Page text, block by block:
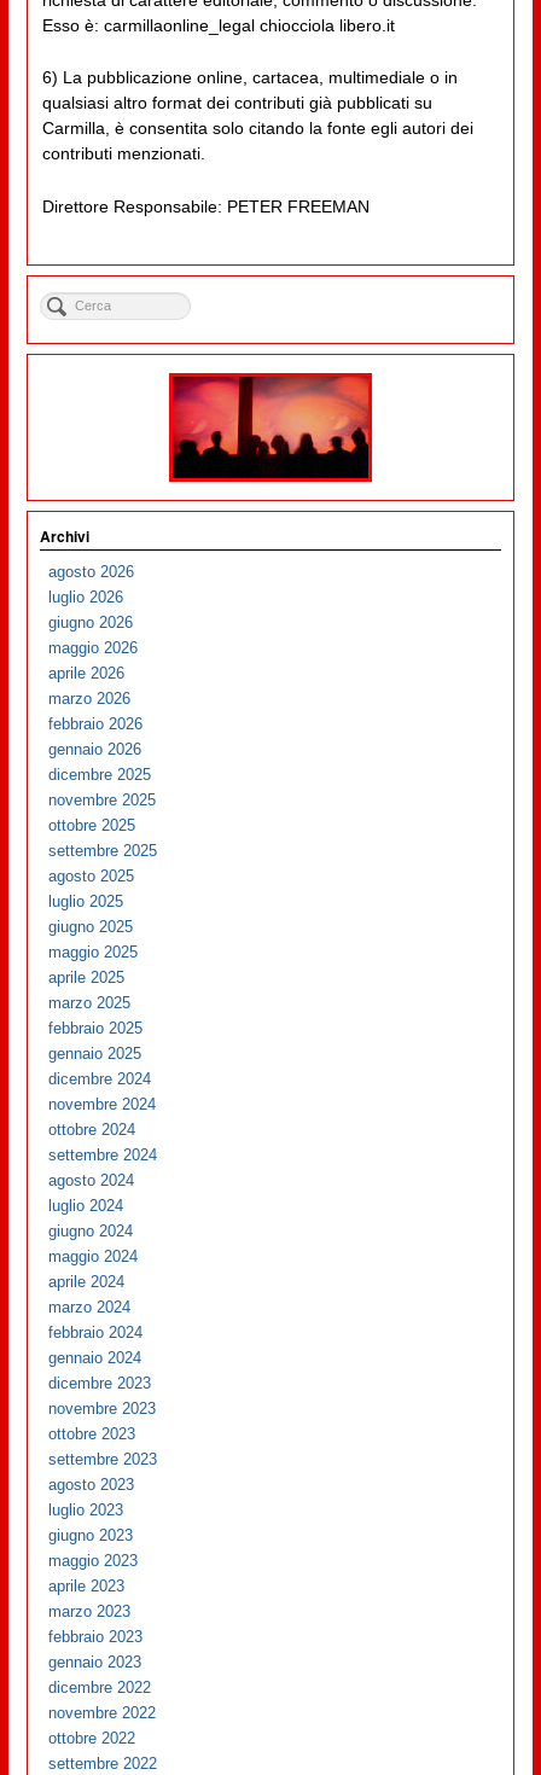
Esso è: carmillaonline_legal chiocciola libero.it
6) La pubblicazione online, cartacea, multimediale o in
qualsiasi altro format dei contributi già pubblicati su
Carmilla, è consentita solo citando la fonte egli autori dei
contributi menzionati.
Direttore Responsabile: PETER FREEMAN
Archivi
agosto 2026
luglio 2026
giugno 2026
maggio 2026
aprile 2026
marzo 2026
febbraio 2026
gennaio 2026
dicembre 2025
novembre 2025
ottobre 2025
settembre 2025
agosto 2025
luglio 2025
giugno 2025
maggio 2025
aprile 2025
marzo 2025
febbraio 2025
gennaio 2025
dicembre 2024
novembre 2024
ottobre 2024
settembre 2024
agosto 2024
luglio 2024
giugno 2024
maggio 2024
aprile 2024
marzo 2024
febbraio 2024
gennaio 2024
dicembre 2023
novembre 2023
ottobre 2023
settembre 2023
agosto 2023
luglio 2023
giugno 2023
maggio 2023
aprile 2023
marzo 2023
febbraio 2023
gennaio 2023
dicembre 2022
novembre 2022
ottobre 2022
settembre 2022